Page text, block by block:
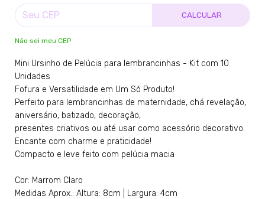
CALCULAR
Não sei meu CEP
Mini Ursinho de Pelúcia para lembrancinhas - Kit com 10
Unidades
Fofura e Versatilidade em Um Só Produto!
Perfeito para lembrancinhas de maternidade, chá revelação,
aniversário, batizado, decoração,
presentes criativos ou até usar como acessório decorativo.
Encante com charme e praticidade!
Compacto e leve feito com pelúcia macia
Cor: Marrom Claro
Medidas Aprox.: Altura: 8cm | Largura: 4cm